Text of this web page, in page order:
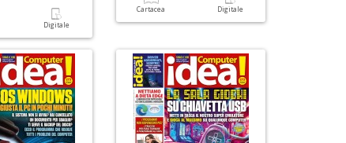
Digitale
Cartacea Digitale